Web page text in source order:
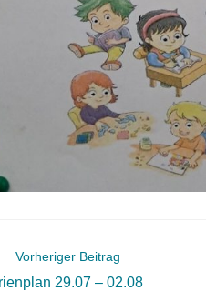
Vorheriger Beitrag
29.07 – 02.08